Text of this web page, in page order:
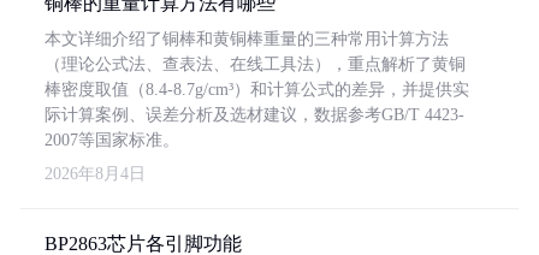
本文详细介绍了铜棒和黄铜棒重量的三种常用计算方法
（理论公式法、查表法、在线工具法），重点解析了黄铜
棒密度取值（8.4-8.7g/cm³）和计算公式的差异，并提供实
际计算案例、误差分析及选材建议，数据参考GB/T 4423-
2007等国家标准。
2026年8月4日
BP2863芯片各引脚功能